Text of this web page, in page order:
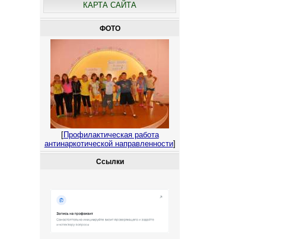
КАРТА САЙТА
ФОТО
[Профилактическая работа
антинаркотической направленности]
Ссылки